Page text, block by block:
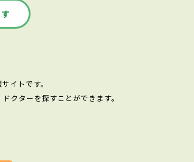
イトです。
クターを探すことができます。